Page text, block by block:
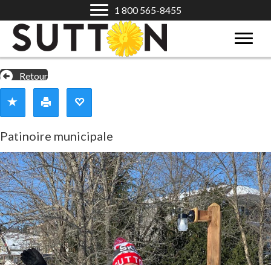
1 800 565-8455
Retour
Patinoire municipale